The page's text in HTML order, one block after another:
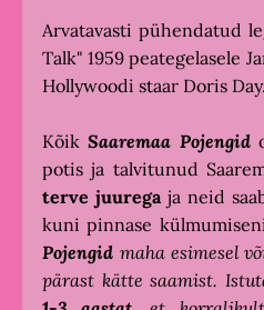
Arvatavasti pühendatud
Talk" 1959 peategelasele
Hollywoodi staar Doris Day.
KõikSaaremaa Pojengid
potis ja talvitunud
terve juuregaja neid
kuni pinnase
Pojengid maha esimesel
pärast kätte saamist.